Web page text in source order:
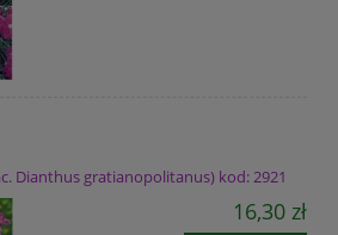
Dianthus gratianopolitanus) kod: 2921
16,30 zł